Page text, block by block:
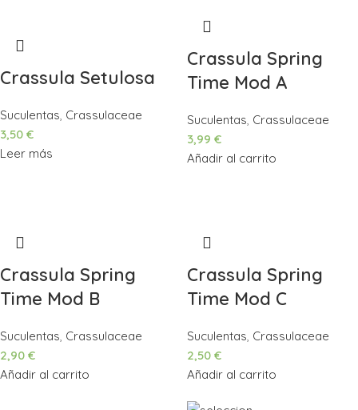
Crassula Setulosa
Suculentas Crassulaceae
3,50 €
Leer más
Crassula Spring
Time Mod A
Suculentas Crassulaceae
3,99 €
Añadir al carrito
Crassula Spring
Time Mod B
Suculentas Crassulaceae
2,90 €
Añadir al carrito
Crassula Spring
Time Mod C
Suculentas Crassulaceae
2,50 €
Añadir al carrito